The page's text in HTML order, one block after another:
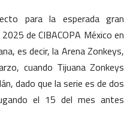
para la esperada gran
de CIBACOPA México en
es decir, la Arena Zonkeys,
cuando Tijuana Zonkeys
dado que la serie es de dos
el 15 del mes antes